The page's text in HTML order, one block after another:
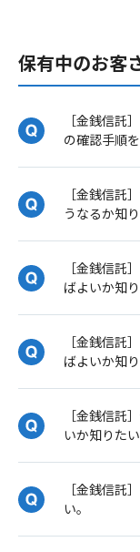
保有中のお客
［金銭信託
の確認手順
［金銭信託
うなるか知り
［金銭信託
ばよいか知り
［金銭信託
ばよいか知り
［金銭信託
いか知りたい
［金銭信託
い。